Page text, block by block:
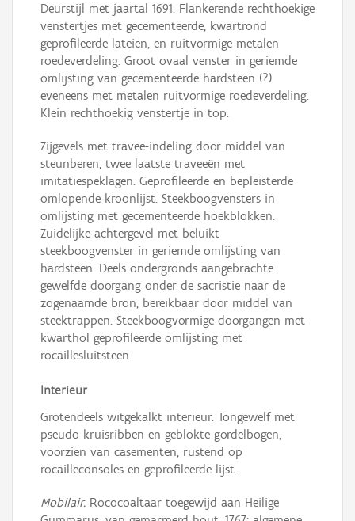
Deurstijl met jaartal 1691. Flankerende rechthoekige
venstertjes met gecementeerde, kwartrond
geprofileerde lateien, en ruitvormige metalen
roedeverdeling. Groot ovaal venster in geriemde
omlijsting van gecementeerde hardsteen (?)
eveneens met metalen ruitvormige roedeverdeling.
Klein rechthoekig venstertje in top.
Zijgevels met travee-indeling door middel van
steunberen, twee laatste traveeën met
imitatiespeklagen. Geprofileerde en bepleisterde
omlopende kroonlijst. Steekboogvensters in
omlijsting met gecementeerde hoekblokken.
Zuidelijke achtergevel met beluikt
steekboogvenster in geriemde omlijsting van
hardsteen. Deels ondergronds aangebrachte
gewelfde doorgang onder de sacristie naar de
zogenaamde bron, bereikbaar door middel van
steektrappen. Steekboogvormige doorgangen met
kwarthol geprofileerde omlijsting met
rocaillesluitsteen.
Interieur
Grotendeels witgekalkt interieur. Tongewelf met
pseudo-kruisribben en geblokte gordelbogen,
voorzien van casementen, rustend op
rocailleconsoles en geprofileerde lijst.
Mobilair. Rococoaltaar toegewijd aan Heilige